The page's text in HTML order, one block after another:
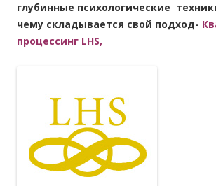
глубинные психологические
чему складывается свой подход-
процессинг LHS,